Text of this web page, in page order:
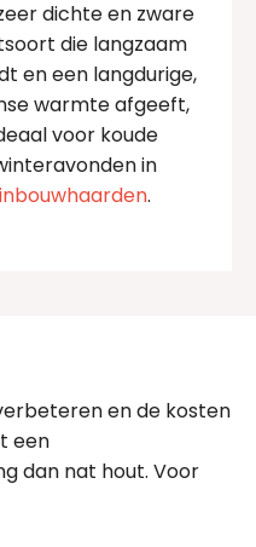
dichte en zware
die langzaam
en een langdurige,
warmte afgeeft,
voor koude
in
inbouwhaarden.
en de kosten
een
dan nat hout. Voor